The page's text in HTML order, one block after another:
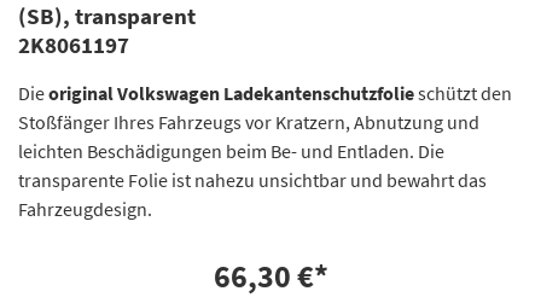
(SB), transparent
2K8061197
Dieoriginal Volkswagen Ladekantenschutzfolieschützt den
Stoßfänger Ihres Fahrzeugs vor Kratzern, Abnutzung und
leichten Beschädigungen beim Be- und Entladen. Die
transparente Folie ist nahezu unsichtbar und bewahrt das
Fahrzeugdesign.
66,30 €*